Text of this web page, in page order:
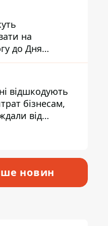
на
до Дня
- кому її
відшкодують
бізнесам,
від
новин